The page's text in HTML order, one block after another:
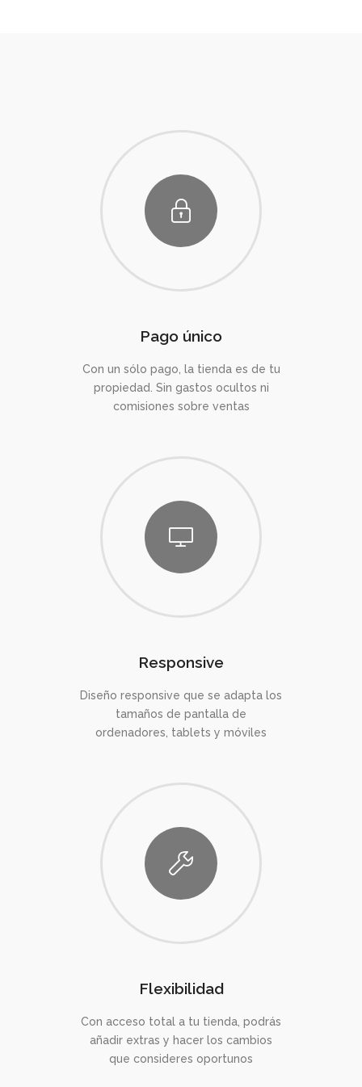
Pago único
Con un sólo pago, la tienda es de tu
propiedad. Sin gastos ocultos ni
comisiones sobre ventas
Responsive
Diseño responsive que se adapta los
tamaños de pantalla de
ordenadores, tablets y móviles
Flexibilidad
Con acceso total a tu tienda, podrás
añadir extras y hacer los cambios
que consideres oportunos